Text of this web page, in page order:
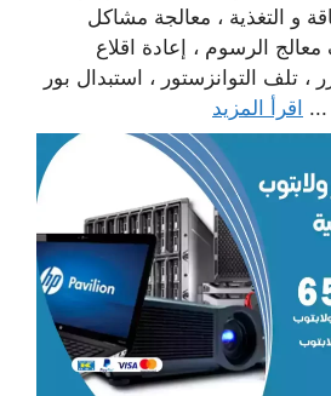
و التغذية ، معالجة مشاكل
معالج الرسوم ، إعادة اقلاع
تلف التوانزستور ، استبدال بور
... اقرأ المزيد